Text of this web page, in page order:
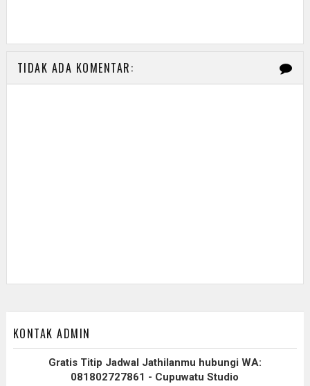
TIDAK ADA KOMENTAR:
KONTAK ADMIN
Gratis Titip Jadwal Jathilanmu hubungi WA:
081802727861 - Cupuwatu Studio